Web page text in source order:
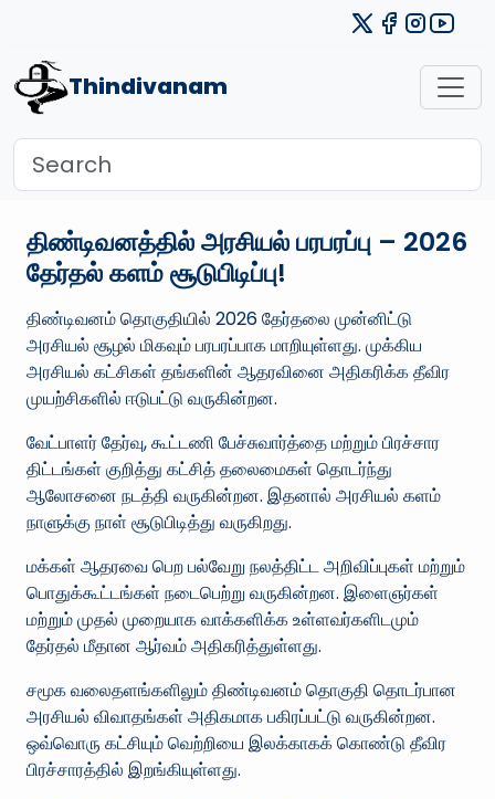
Thindivanam
திண்டிவனத்தில் அரசியல் பரபரப்பு – 2026
தேர்தல் களம் சூடுபிடிப்பு!
திண்டிவனம் தொகுதியில் 2026 தேர்தலை முன்னிட்டு
அரசியல் சூழல் மிகவும் பரபரப்பாக மாறியுள்ளது. முக்கிய
அரசியல் கட்சிகள் தங்களின் ஆதரவினை அதிகரிக்க தீவிர
முயற்சிகளில் ஈடுபட்டு வருகின்றன.
வேட்பாளர் தேர்வு, கூட்டணி பேச்சுவார்த்தை மற்றும் பிரச்சார
திட்டங்கள் குறித்து கட்சித் தலைமைகள் தொடர்ந்து
ஆலோசனை நடத்தி வருகின்றன. இதனால் அரசியல் களம்
நாளுக்கு நாள் சூடுபிடித்து வருகிறது.
மக்கள் ஆதரவை பெற பல்வேறு நலத்திட்ட அறிவிப்புகள் மற்றும்
பொதுக்கூட்டங்கள் நடைபெற்று வருகின்றன. இளைஞர்கள்
மற்றும் முதல் முறையாக வாக்களிக்க உள்ளவர்களிடமும்
தேர்தல் மீதான ஆர்வம் அதிகரித்துள்ளது.
சமூக வலைதளங்களிலும் திண்டிவனம் தொகுதி தொடர்பான
அரசியல் விவாதங்கள் அதிகமாக பகிரப்பட்டு வருகின்றன.
ஒவ்வொரு கட்சியும் வெற்றியை இலக்காகக் கொண்டு தீவிர
பிரச்சாரத்தில் இறங்கியுள்ளது.